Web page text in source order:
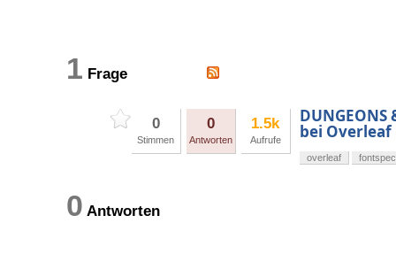
1 Frage
0
Stimmen
0
Antworten
1.5k
Aufrufe bei Overleaf
overleaf fontspec
0 Antworten